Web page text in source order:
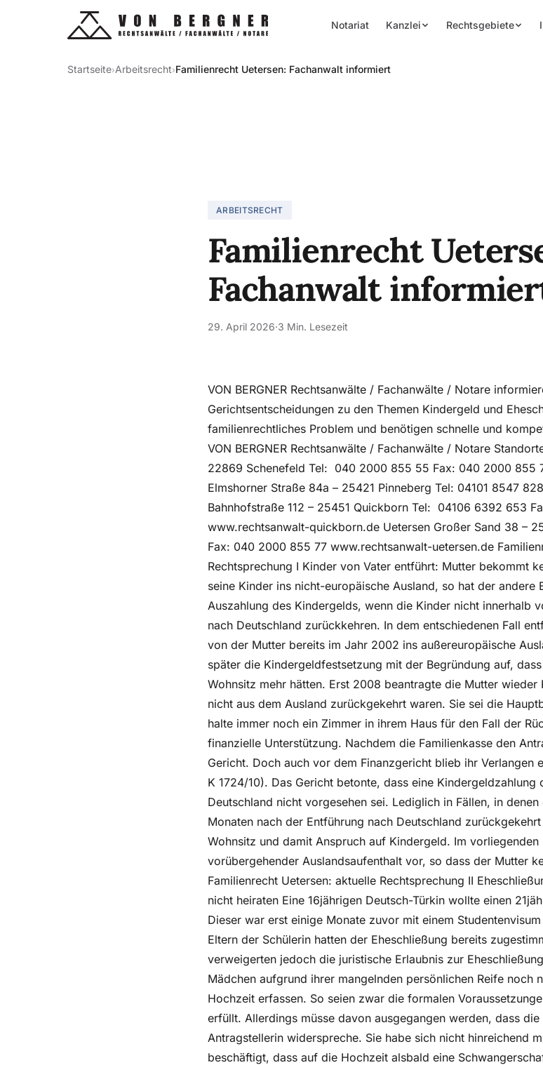
Notariat Kanzlei Rechtsgebiete
Startseite›Arbeitsrecht›Familienrecht Uetersen: Fachanwalt informiert
ARBEITSRECHT
Familienrecht
Fachanwalt
29. April 2026·3 Min. Lesezeit
VON BERGNER Rechtsanwälte / Fachanwälte / Notare
Gerichtsentscheidungen zu den Themen Kindergeld und
familienrechtliches Problem und benötigen schnelle und
VON BERGNER Rechtsanwälte / Fachanwälte / Notare
22869 Schenefeld Tel: 040 2000 855 55 Fax: 040 2000 855
Elmshorner Straße 84a – 25421 Pinneberg Tel: 04101 8547
Bahnhofstraße 112 – 25451 Quickborn Tel: 04106 6392 653
www.rechtsanwalt-quickborn.de Uetersen Großer Sand 38 –
Fax: 040 2000 855 77 www.rechtsanwalt-uetersen.de
Rechtsprechung I Kinder von Vater entführt: Mutter bekommt
seine Kinder ins nicht-europäische Ausland, so hat der andere
Auszahlung des Kindergelds, wenn die Kinder nicht innerhalb
nach Deutschland zurückkehren. In dem entschiedenen Fall
von der Mutter bereits im Jahr 2002 ins außereuropäische
später die Kindergeldfestsetzung mit der Begründung auf,
Wohnsitz mehr hätten. Erst 2008 beantragte die Mutter
nicht aus dem Ausland zurückgekehrt waren. Sie sei die
halte immer noch ein Zimmer in ihrem Haus für den Fall der
finanzielle Unterstützung. Nachdem die Familienkasse den
Gericht. Doch auch vor dem Finanzgericht blieb ihr Verlangen
K 1724/10). Das Gericht betonte, dass eine
Deutschland nicht vorgesehen sei. Lediglich in Fällen, in
Monaten nach der Entführung nach Deutschland
Wohnsitz und damit Anspruch auf Kindergeld. Im
vorübergehender Auslandsaufenthalt vor, so dass der Mutter
Familienrecht Uetersen: aktuelle Rechtsprechung II
nicht heiraten Eine 16jährigen Deutsch-Türkin wollte einen
Dieser war erst einige Monate zuvor mit einem
Eltern der Schülerin hatten der Eheschließung bereits
verweigerten jedoch die juristische Erlaubnis zur
Mädchen aufgrund ihrer mangelnden persönlichen Reife noch
Hochzeit erfassen. So seien zwar die formalen
erfüllt. Allerdings müsse davon ausgegangen werden, dass die
Antragstellerin widerspreche. Sie habe sich nicht hinreichend
beschäftigt, dass auf die Hochzeit alsbald eine